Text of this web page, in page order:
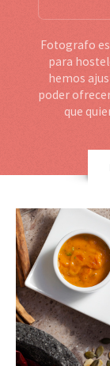
Fotografo
para
hemos
poder
que